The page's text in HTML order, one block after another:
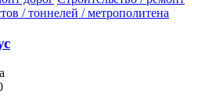
/ тоннелей / метрополитена